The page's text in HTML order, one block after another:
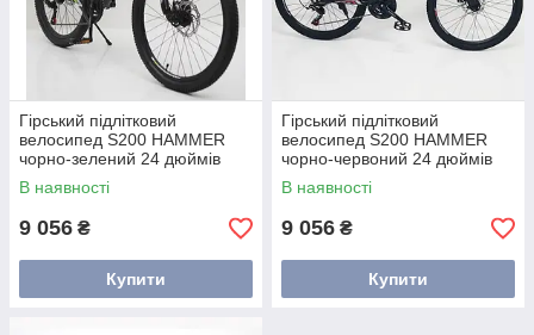
Гірський підлітковий
велосипед S200 HAMMER
чорно-зелений 24 дюймів
В наявності
9 056 ₴
Купити
Гірський підлітковий
велосипед S200 HAMMER
чорно-червоний 24 дюймів
В наявності
9 056 ₴
Купити